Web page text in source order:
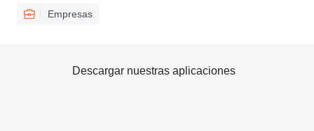
Empresas
Descargar nuestras aplicaciones